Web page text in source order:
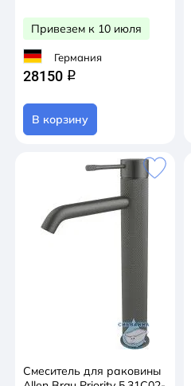
Привезем к 10 июля
Германия
28150 q
В корзину
Смеситель для раковины